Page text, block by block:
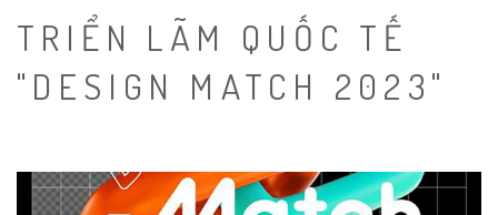
TRIỂN LÃM QUỐC TẾ
"DESIGN MATCH 2023"